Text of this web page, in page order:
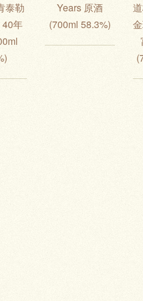
泰勒
年
Years 原酒
(700ml 58.3%)